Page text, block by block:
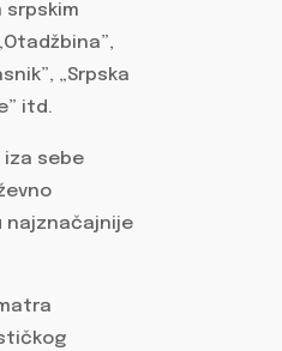
srpskim
„Srpska
itd.
iza sebe
najznačajnije